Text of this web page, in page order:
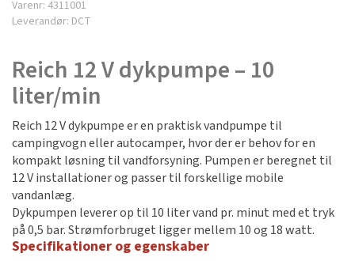
Varenr: 4311001
Leverandør: DCT
Reich 12 V dykpumpe – 10
liter/min
Reich 12 V dykpumpe er en praktisk vandpumpe til
campingvogn eller autocamper, hvor der er behov for en
kompakt løsning til vandforsyning. Pumpen er beregnet til
12 V installationer og passer til forskellige mobile
vandanlæg.
Dykpumpen leverer op til 10 liter vand pr. minut med et tryk
på 0,5 bar. Strømforbruget ligger mellem 10 og 18 watt.
Specifikationer og egenskaber